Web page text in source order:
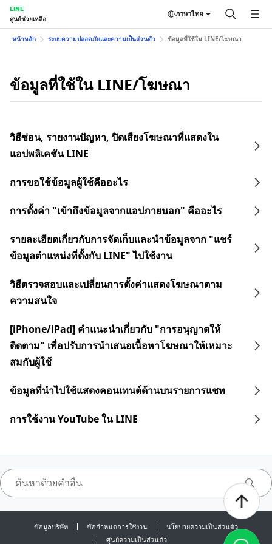
LINE
ศูนย์ช่วยเหลือ
ภาษาไทย
หน้าหลัก ระบบความปลอดภัยและความเป็นส่วนตัว ข้อมูลที่ใช้ใน LINE/โฆษณา
ข้อมูลที่ใช้ใน LINE/โฆษณา
วิธีซ่อน, รายงานปัญหา, ปิดเสียงโฆษณาที่แสดงใน
แอปพลิเคชัน LINE
การขอใช้ข้อมูลผู้ใช้คืออะไร
การตั้งค่า "เข้าถึงข้อมูลจากแอปภายนอก" คืออะไร
รายละเอียดเกี่ยวกับการจัดเก็บและนำข้อมูลจาก "แชร์
ข้อมูลตำแหน่งที่ตั้งกับ LINE" ไปใช้งาน
วิธีตรวจสอบและเปลี่ยนการตั้งค่าแสดงโฆษณาตาม
ความสนใจ
[iPhone/iPad] คำแนะนำเกี่ยวกับ "การอนุญาตให้
ติดตาม" เพื่อปรับการนำเสนอเนื้อหาโฆษณาให้เหมาะ
สมกับผู้ใช้
ข้อมูลที่นำไปใช้แสดงคอนเทนต์ด้านบนรายการแชท
การใช้งาน YouTube ใน LINE
ข้อมูลบริษัท ข้อกำหนดการใช้งาน
นโยบายความเป็นส่วนตัว
ศูนย์ความเป็นส่วนตัว